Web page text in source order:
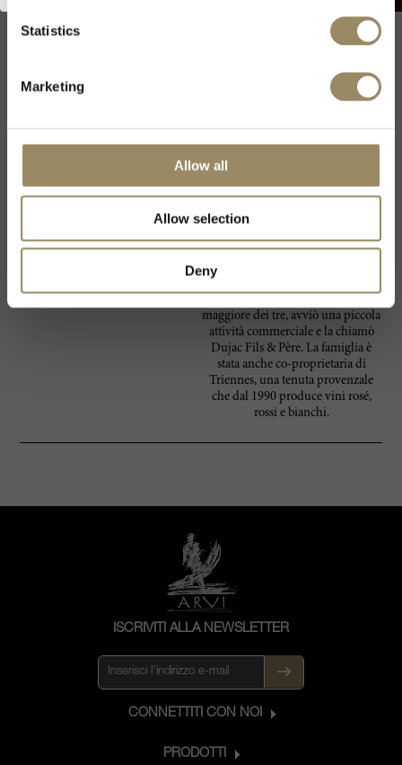
Statistics
Marketing
Allow all
Allow selection
Deny
di una fabbrica di biscotti e un
autentico gourmet e bon vivant.
ambito bancario e nell'attività
dolciaria, Jacques arrivò in
Borgogna per imparare a fare il
proprio nome. La tenuta si fece
presto un’ottima reputazione e nel
corso degli anni Jacques passò man
mano le redini ai tre figli Jeremy,
possiede oltre 15 ettari di vigneti,
dispersi su oltre 16 denominazioni,
che producono vini sia rossi che
maggiore dei tre, avviò una piccola
attività commerciale e la chiamò
Dujac Fils & Père. La famiglia è
stata anche co-proprietaria di
Triennes, una tenuta provenzale
che dal 1990 produce vini rosé,
rossi e bianchi.
ISCRIVITI ALLA NEWSLETTER
CONNETTITI CON NOI
PRODOTTI